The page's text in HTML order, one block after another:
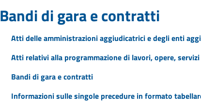
Bandi di gara e contratti
Atti delle amministrazioni aggiudicatrici e degli enti
Atti relativi alla programmazione di lavori, opere,
Bandi di gara e contratti
Informazioni sulle singole precedure in formato